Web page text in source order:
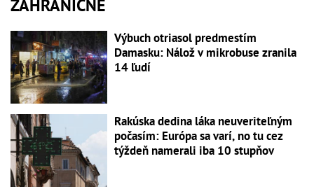
ZAHRANIČNÉ
Výbuch otriasol predmestím
Damasku: Nálož v mikrobuse zranila
14 ľudí
Rakúska dedina láka neuveriteľným
počasím: Európa sa varí, no tu cez
týždeň namerali iba 10 stupňov